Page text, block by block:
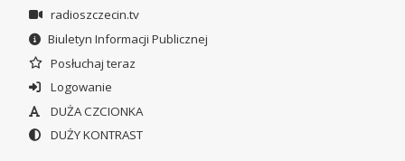
radioszczecin.tv
Biuletyn Informacji Publicznej
Posłuchaj teraz
Logowanie
DUŻA CZCIONKA
DUŻY KONTRAST